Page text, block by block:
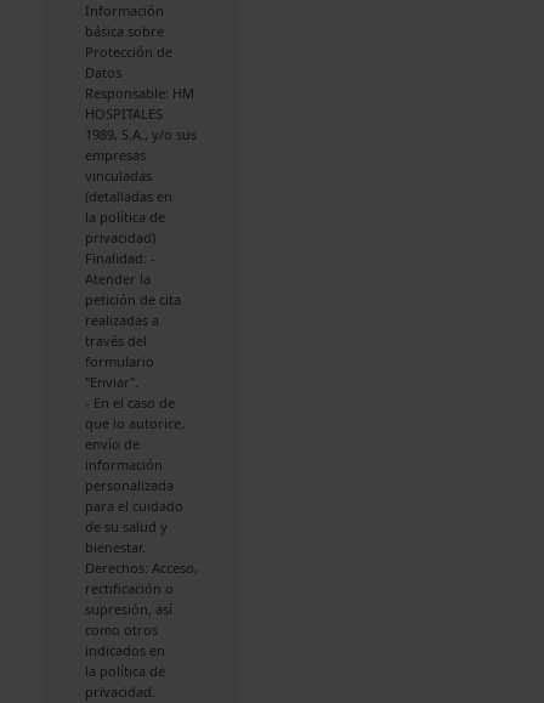
Información
básica sobre
Protección de
Datos
Responsable: HM
HOSPITALES
1989, S.A., y/o sus
empresas
vinculadas
(detalladas en
la política de
privacidad)
Finalidad: -
Atender la
petición de cita
realizadas a
través del
formulario
"Enviar".
- En el caso de
que lo autorice,
envío de
información
personalizada
para el cuidado
de su salud y
bienestar.
Derechos: Acceso,
rectificación o
supresión, así
como otros
indicados en
la política de
privacidad.